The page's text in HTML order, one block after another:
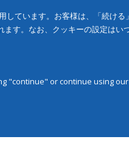
ています。お客様は、「続け
す。なお、クッキーの設定はい
"continue" or continue using